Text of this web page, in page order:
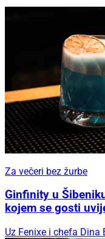
Za večeri bez žurbe
Ginfinity u
kojem se gosti
Uz Fenixe i chefa Dina